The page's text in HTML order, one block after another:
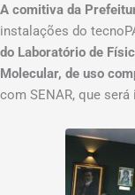
A comitiva da
instalações do
do Laboratório de
Molecular, de uso
com SENAR, que